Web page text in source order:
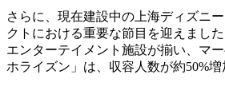
さらに、現在建設中の上海ディズニ
クトにおける重要な節目を迎えまし
エンターテイメント施設が揃い、マ
ホライズン」は、収容人数が約50%